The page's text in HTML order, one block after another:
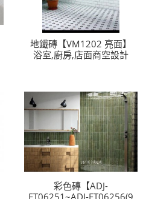
地鐵磚【VM1202 亮面】
浴室,廚房,店面商空設計
彩色磚【ADJ-
ET06251~ADJ-ET06256(9